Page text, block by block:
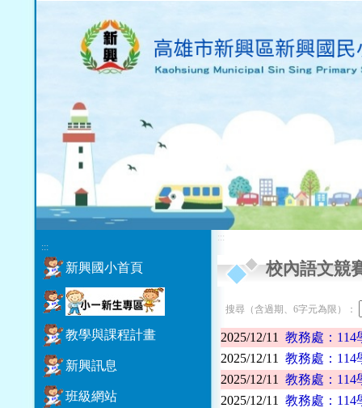
:::
新興國小首頁
教學與課程計畫
新興訊息
班級網站
:::
校內語文競
搜尋（含過期、6字元為限）：
2025/12/11 教務處：
2025/12/11 教務處：
2025/12/11 教務處：
2025/12/11 教務處：